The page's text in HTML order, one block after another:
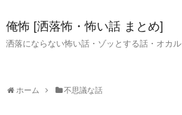
俺怖 [洒落怖・怖い話 まとめ]
洒落にならない怖い話・ゾッとする話・オカル
ホーム 不思議な話